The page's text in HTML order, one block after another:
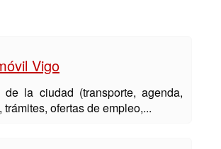
Vigo
de la ciudad (transporte, agenda,
trámites, ofertas de empleo,...